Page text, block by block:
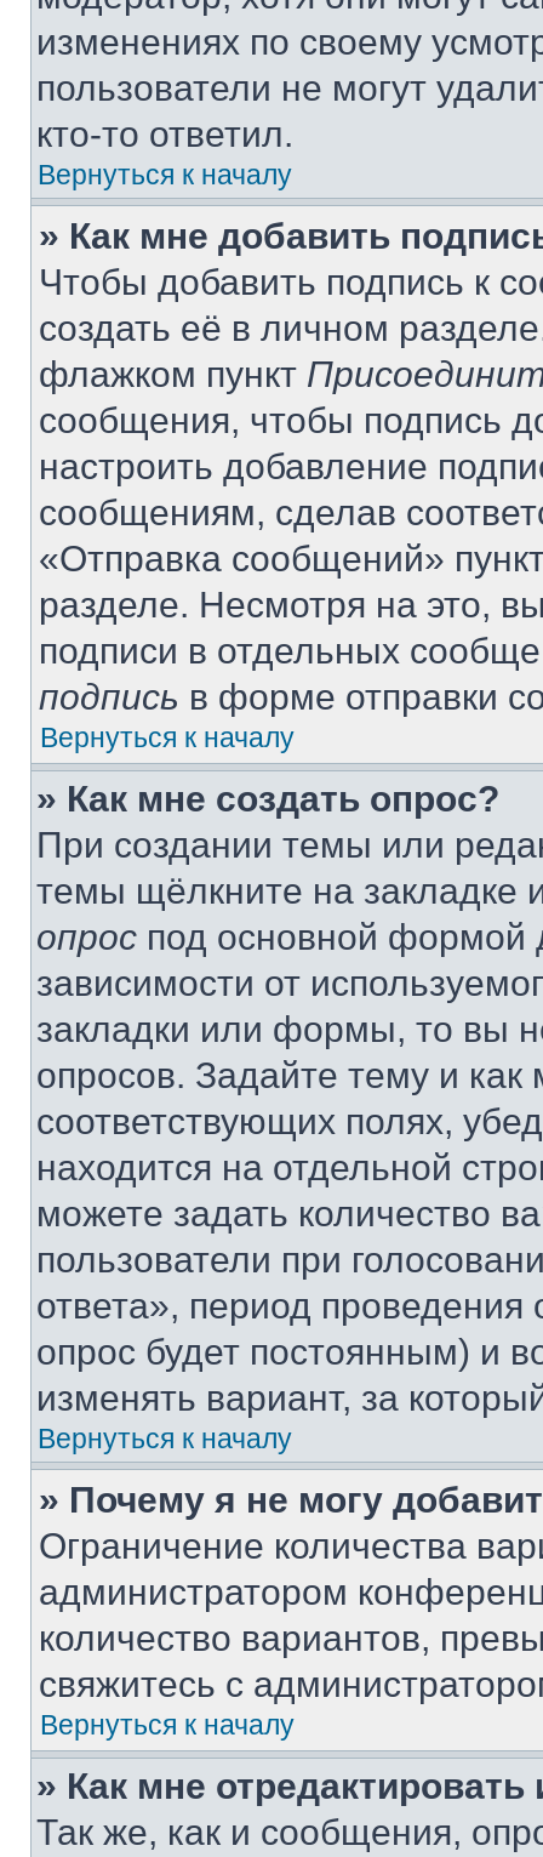
изменениях по своему
пользователи не могут
кто-то ответил.
Вернуться к началу
» Как мне добавить
Чтобы добавить подпись к
создать её в личном
флажком пункт
сообщения, чтобы подпись
настроить добавление
сообщениям, сделав
«Отправка сообщений»
разделе. Несмотря на это,
подписи в отдельных
подпись в форме отправки
Вернуться к началу
» Как мне создать опрос?
При создании темы или
темы щёлкните на
опрос под основной формой
зависимости от
закладки или формы, то вы
опросов. Задайте тему и
соответствующих полях,
находится на отдельной
можете задать количество
пользователи при
ответа», период проведения
опрос будет постоянным) и
изменять вариант, за
Вернуться к началу
» Почему я не могу
Ограничение количества
администратором
количество вариантов,
свяжитесь с
Вернуться к началу
» Как мне
Так же, как и сообщения,